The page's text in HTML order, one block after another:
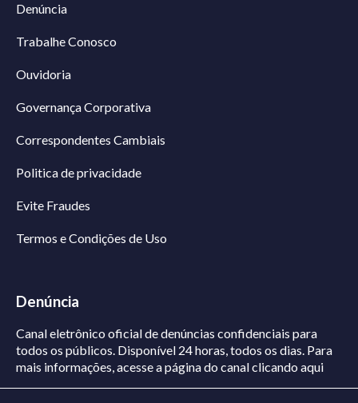
Denúncia
Trabalhe Conosco
Ouvidoria
Governança Corporativa
Correspondentes Cambiais
Politica de privacidade
Evite Fraudes
Termos e Condições de Uso
Denúncia
Canal eletrônico oficial de denúncias confidenciais para
todos os públicos. Disponível 24 horas, todos os dias. Para
mais informações, acesse a página do canalclicando aqui